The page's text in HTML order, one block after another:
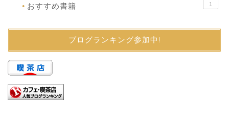
● おすすめ書籍 1
ブログランキング参加中!